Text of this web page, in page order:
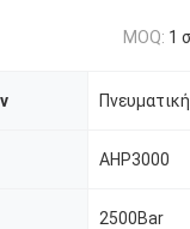
MOQ: 1
AHP3000
2500Bar